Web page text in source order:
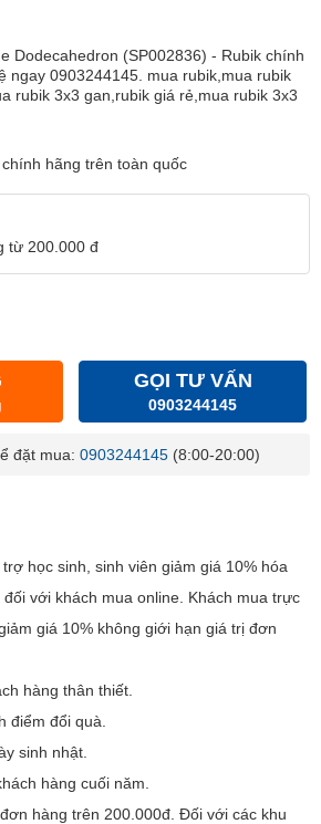
Dodecahedron (SP002836) - Rubik chính
ngay 0903244145. mua rubik,mua rubik
rubik 3x3 gan,rubik giá rẻ,mua rubik 3x3
hãng trên toàn quốc
từ 200.000 đ
GỌI TƯ VẤN
0903244145
đặt mua: 0903244145 (8:00-20:00)
học sinh, sinh viên giảm giá 10% hóa
với khách mua online. Khách mua trực
giá 10% không giới hạn giá trị đơn
hàng thân thiết.
đổi quà.
sinh nhật.
hàng cuối năm.
hàng trên 200.000đ. Đối với các khu